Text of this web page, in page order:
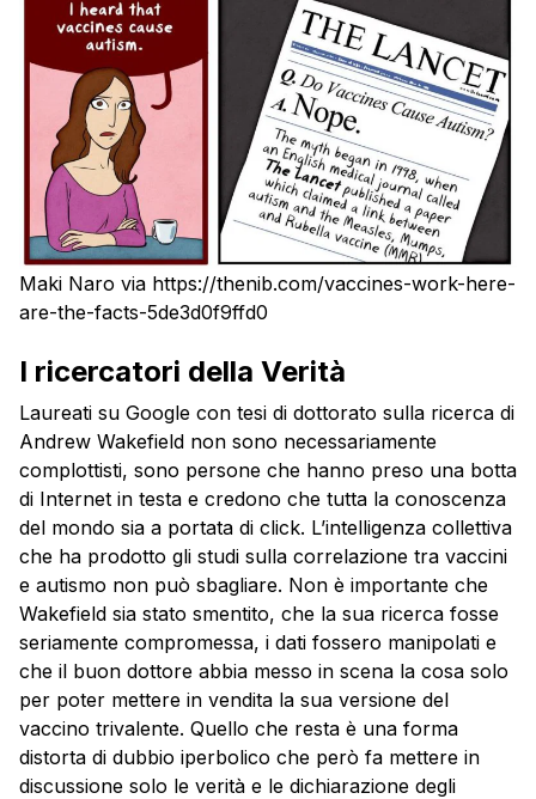
Maki Naro via https://thenib.com/vaccines-work-here-
are-the-facts-5de3d0f9ffd0
I ricercatori della Verità
Laureati su Google con tesi di dottorato sulla ricerca di
Andrew Wakefield non sono necessariamente
complottisti, sono persone che hanno preso una botta
di Internet in testa e credono che tutta la conoscenza
del mondo sia a portata di click. L’intelligenza collettiva
che ha prodotto gli studi sulla correlazione tra vaccini
e autismo non può sbagliare. Non è importante che
Wakefield sia stato smentito, che la sua ricerca fosse
seriamente compromessa, i dati fossero manipolati e
che il buon dottore abbia messo in scena la cosa solo
per poter mettere in vendita la sua versione del
vaccino trivalente. Quello che resta è una forma
distorta di dubbio iperbolico che però fa mettere in
discussione solo le verità e le dichiarazione degli